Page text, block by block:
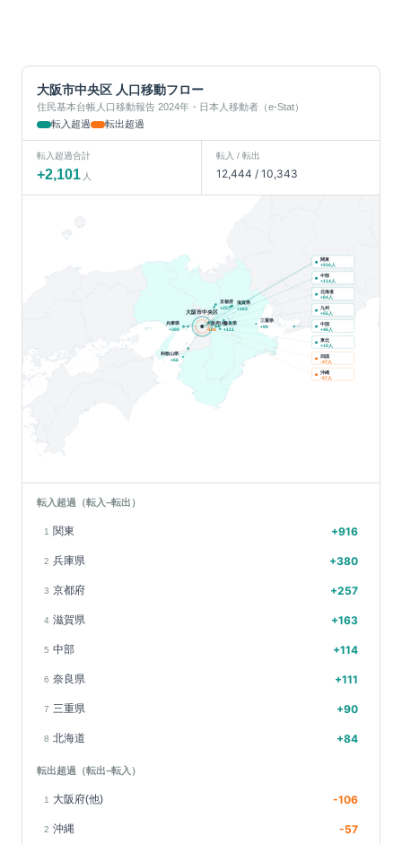
大阪市中央区 人口移動フロー
住民基本台帳人口移動報告 2024年・日本人移動者（e-Stat）
転入超過
転出超過
転入超過合計
+2,101 人
転入 / 転出
12,444 / 10,343
兵庫県
+380
京都府
+257
滋賀県
+163
奈良県
+111
三重県
+90
和歌山県
+66
大阪府(他)
-106
大阪市中央区
関東
+916人
中部
+114人
北海道
+84人
九州
+55人
中国
+46人
東北
+19人
四国
-37人
沖縄
-57人
転入超過（転入−転出）
1 関東 +916
2 兵庫県 +380
3 京都府 +257
4 滋賀県 +163
5 中部 +114
6 奈良県 +111
7 三重県 +90
8 北海道 +84
転出超過（転出−転入）
1 大阪府(他) -106
2 沖縄 -57